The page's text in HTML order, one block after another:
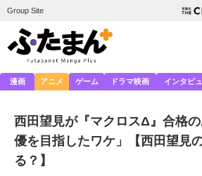
Group Site
漫画 アニメ ゲーム ドラマ映画 インタビ
西田望見が『マクロスΔ』合格
優を目指したワケ」【西田望見
る？】